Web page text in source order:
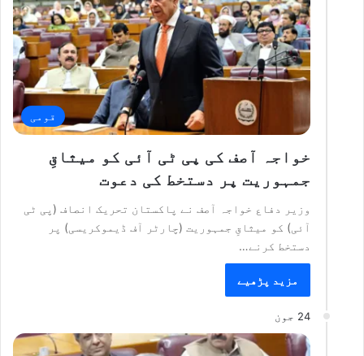
قومی
خواجہ آصف کی پی ٹی آئی کو میثاقِ
جمہوریت پر دستخط کی دعوت
وزیر دفاع خواجہ آصف نے پاکستان تحریک انصاف (پی ٹی
آئی) کو میثاقِ جمہوریت (چارٹر آف ڈیموکریسی) پر
دستخط کرنے…
مزید پڑھیے
24 جون